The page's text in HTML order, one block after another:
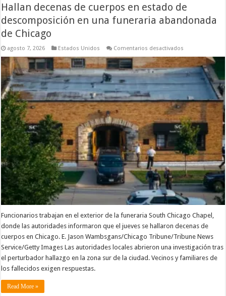
Hallan decenas de cuerpos en estado de
descomposición en una funeraria abandonada
de Chicago
agosto 7, 2026 Estados Unidos Comentarios desactivados
decenas
de
cuerpos
estado
en
una
funeraria
abandonada
de
Chicago
Funcionarios trabajan en el exterior de la funeraria South Chicago Chapel,
donde las autoridades informaron que el jueves se hallaron decenas de
cuerpos en Chicago. E. Jason Wambsgans/Chicago Tribune/Tribune News
Service/Getty Images Las autoridades locales abrieron una investigación tras
el perturbador hallazgo en la zona sur de la ciudad. Vecinos y familiares de
los fallecidos exigen respuestas.
Read More »